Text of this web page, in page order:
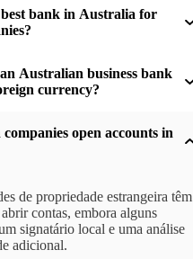
bank in Australia for
Australian business bank
currency?
open accounts in
de propriedade estrangeira têm
contas, embora alguns
signatário local e uma análise
adicional.